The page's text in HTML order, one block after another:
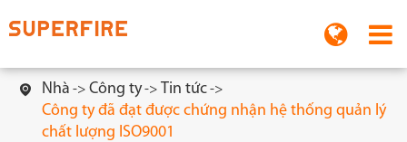
 Nhà Công ty
Tin tức
Công ty đã đạt được chứng nhận hệ thống quản lý
chất lượng ISO9001